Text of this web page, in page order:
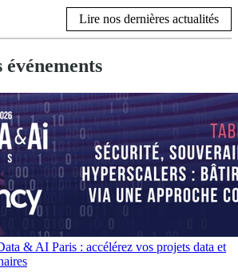
Lire nos dernières actualités
& AI Paris : accélérez vos projets data et